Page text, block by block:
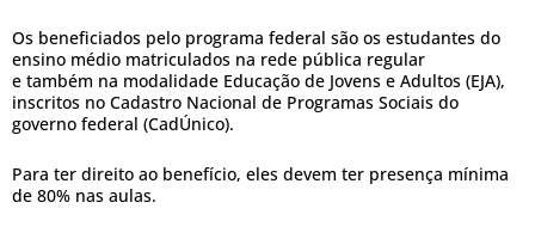
Os beneficiados pelo programa federal são os estudantes do
ensino médio matriculados na rede pública regular
e também na modalidade Educação de Jovens e Adultos (EJA),
inscritos no Cadastro Nacional de Programas Sociais do
governo federal (CadÚnico).
Para ter direito ao benefício, eles devem ter presença mínima
de 80% nas aulas.